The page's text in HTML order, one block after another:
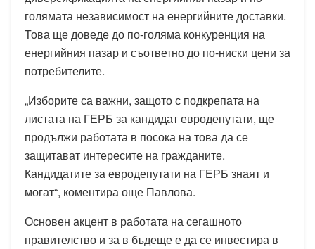
голямата независимост на енергийните доставки.
Това ще доведе до по-голяма конкуренция на
енергийния пазар и съответно до по-ниски цени за
потребителите.
„Изборите са важни, защото с подкрепата на
листата на ГЕРБ за кандидат евродепутати, ще
продължи работата в посока на това да се
защитават интересите на гражданите.
Кандидатите за евродепутати на ГЕРБ знаят и
могат“, коментира още Павлова.
Основен акцент в работата на сегашното
правителство и за в бъдеще е да се инвестира в